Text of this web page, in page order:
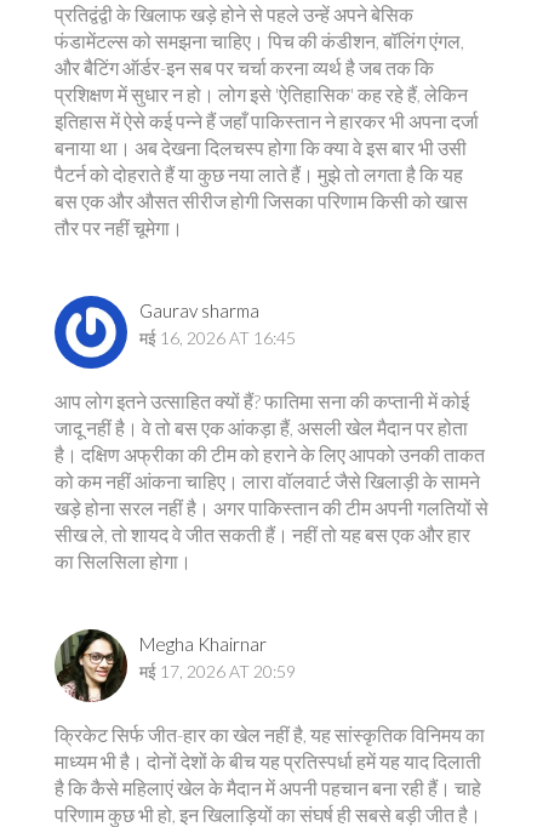
प्रतिद्वंद्वी के खिलाफ खड़े होने से पहले उन्हें अपने बेसिक
फंडामेंटल्स को समझना चाहिए। पिच की कंडीशन, बॉलिंग एंगल,
और बैटिंग ऑर्डर-इन सब पर चर्चा करना व्यर्थ है जब तक कि
प्रशिक्षण में सुधार न हो। लोग इसे 'ऐतिहासिक' कह रहे हैं, लेकिन
इतिहास में ऐसे कई पन्ने हैं जहाँ पाकिस्तान ने हारकर भी अपना दर्जा
बनाया था। अब देखना दिलचस्प होगा कि क्या वे इस बार भी उसी
पैटर्न को दोहराते हैं या कुछ नया लाते हैं। मुझे तो लगता है कि यह
बस एक और औसत सीरीज होगी जिसका परिणाम किसी को खास
तौर पर नहीं चूमेगा।
Gaurav sharma
मई 16, 2026 AT 16:45
आप लोग इतने उत्साहित क्यों हैं? फातिमा सना की कप्तानी में कोई
जादू नहीं है। वे तो बस एक आंकड़ा हैं, असली खेल मैदान पर होता
है। दक्षिण अफ्रीका की टीम को हराने के लिए आपको उनकी ताकत
को कम नहीं आंकना चाहिए। लारा वॉलवार्ट जैसे खिलाड़ी के सामने
खड़े होना सरल नहीं है। अगर पाकिस्तान की टीम अपनी गलतियों से
सीख ले, तो शायद वे जीत सकती हैं। नहीं तो यह बस एक और हार
का सिलसिला होगा।
Megha Khairnar
मई 17, 2026 AT 20:59
क्रिकेट सिर्फ जीत-हार का खेल नहीं है, यह सांस्कृतिक विनिमय का
माध्यम भी है। दोनों देशों के बीच यह प्रतिस्पर्धा हमें यह याद दिलाती
है कि कैसे महिलाएं खेल के मैदान में अपनी पहचान बना रही हैं। चाहे
परिणाम कुछ भी हो, इन खिलाड़ियों का संघर्ष ही सबसे बड़ी जीत है।